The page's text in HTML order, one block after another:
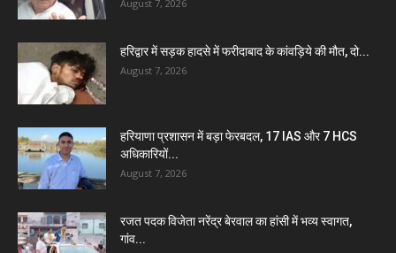
August 7, 2026
हरिद्वार में सड़क हादसे में फरीदाबाद के कांवड़िये की मौत, दो...
August 7, 2026
हरियाणा प्रशासन में बड़ा फेरबदल, 17 IAS और 7 HCS
अधिकारियों...
August 7, 2026
रजत पदक विजेता नरेंद्र बेरवाल का हांसी में भव्य स्वागत,
गांव...